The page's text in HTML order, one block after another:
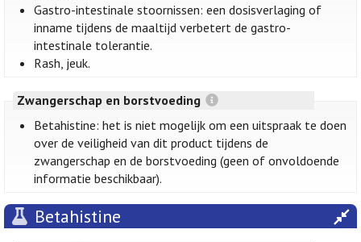
Gastro-intestinale stoornissen: een dosisverlaging of
inname tijdens de maaltijd verbetert de gastro-
intestinale tolerantie.
Rash, jeuk.
Zwangerschap en borstvoeding
Betahistine: het is niet mogelijk om een uitspraak te doen
over de veiligheid van dit product tijdens de
zwangerschap en de borstvoeding (geen of onvoldoende
informatie beschikbaar).
Betahistine